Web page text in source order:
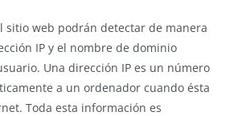
sitio web podrán detectar de manera
IP y el nombre de dominio
Una dirección IP es un número
a un ordenador cuando ésta
Toda esta información es